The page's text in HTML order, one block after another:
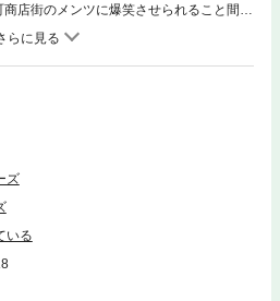
店街のメンツに爆笑させられること間違
ズ
いる